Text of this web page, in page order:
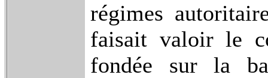
régimes
faisait valoir le
fondée sur la